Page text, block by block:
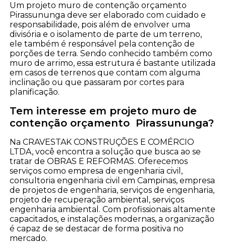
Um projeto muro de contenção orçamento
Pirassununga deve ser elaborado com cuidado e
responsabilidade, pois além de envolver uma
divisória e o isolamento de parte de um terreno,
ele também é responsável pela contenção de
porções de terra. Sendo conhecido também como
muro de arrimo, essa estrutura é bastante utilizada
em casos de terrenos que contam com alguma
inclinação ou que passaram por cortes para
planificação.
Tem interesse em projeto muro de
contenção orçamento Pirassununga?
Na CRAVESTAK CONSTRUÇÕES E COMÉRCIO
LTDA, você encontra a solução que busca ao se
tratar de OBRAS E REFORMAS. Oferecemos
serviços como empresa de engenharia civil,
consultoria engenharia civil em Campinas, empresa
de projetos de engenharia, serviços de engenharia,
projeto de recuperação ambiental, serviços
engenharia ambiental. Com profissionais altamente
capacitados, e instalações modernas, a organização
é capaz de se destacar de forma positiva no
mercado.